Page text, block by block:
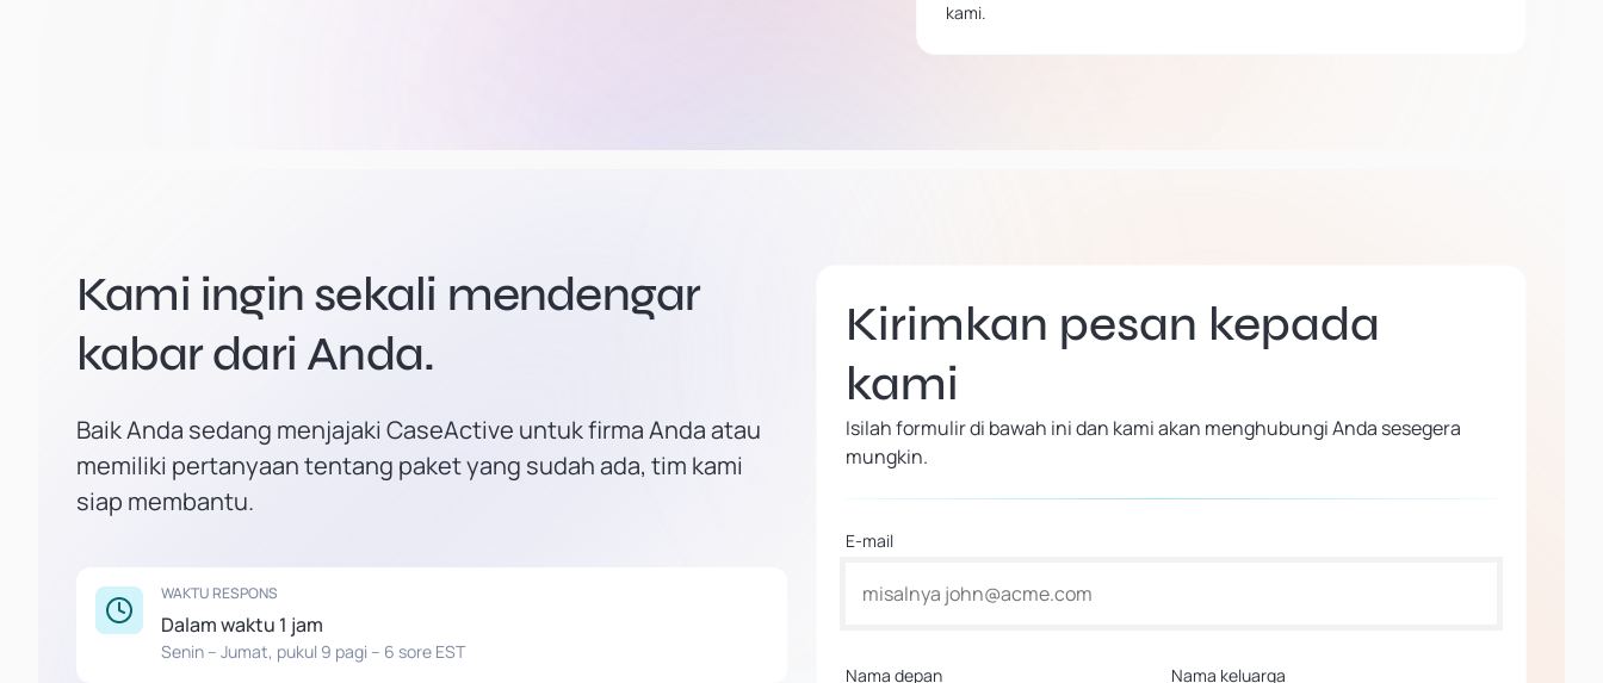
kami.
Kami ingin sekali mendengar
kabar dari Anda.
Baik Anda sedang menjajaki CaseActive untuk firma Anda atau
memiliki pertanyaan tentang paket yang sudah ada, tim kami
siap membantu.
WAKTU RESPONS
Dalam waktu 1 jam
Senin – Jumat, pukul 9 pagi – 6 sore EST
Kirimkan pesan kepada
kami
Isilah formulir di bawah ini dan kami akan menghubungi Anda sesegera
mungkin.
E-mail
Nama depan Nama keluarga